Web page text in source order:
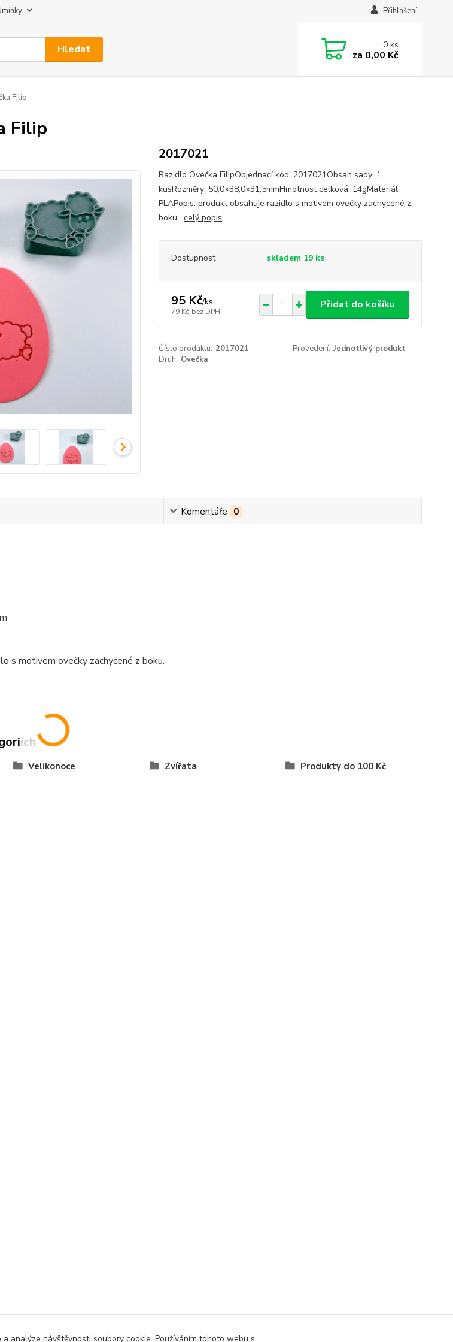
Přihlášení
Hledat 0ks
za 0,00 Kč
Filip
Filip
2017021
Razidlo Ovečka FilipObjednací kód: 2017021Obsah sady: 1
kusRozměry: 50,0×38,0×31,5mmHmotnost celková: 14gMateriál:
PLAPopis: produkt obsahuje razidlo s motivem ovečky zachycené z
boku. celý popis
Dostupnost skladem 19 ks
95 Kč/ks
79 Kč bez DPH
Přidat do košíku
Číslo produktu: 2017021 Provedení: Jednotlivý produkt
Druh: Ovečka
Komentáře 0
s motivem ovečky zachycené z boku.
Velikonoce Zvířata Produkty do 100 Kč
analýze návštěvnosti soubory cookie. Používáním tohoto webu s